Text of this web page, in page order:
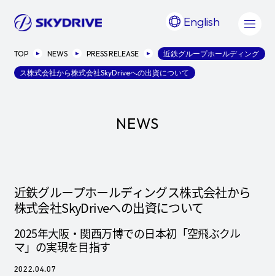
English
TOP NEWS PRESS RELEASE 近鉄グループホールディング
ス株式会社から株式会社SkyDriveへの出資について
NEWS
近鉄グループホールディングス株式会社から
株式会社SkyDriveへの出資について
2025年大阪・関西万博での日本初「空飛ぶクル
マ」の実現を目指す
2022.04.07